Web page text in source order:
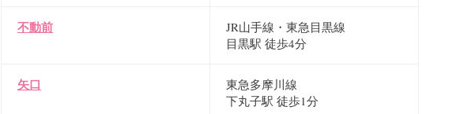
不動前
JR山手線・東急目黒線
目黒駅 徒歩4分
矢口
東急多摩川線
下丸子駅 徒歩1分